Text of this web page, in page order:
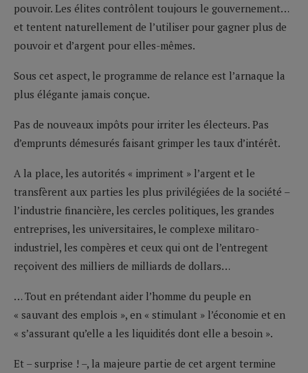
pouvoir. Les élites contrôlent toujours le gouvernement…
et tentent naturellement de l’utiliser pour gagner plus de
pouvoir et d’argent pour elles-mêmes.
Sous cet aspect, le programme de relance est l’arnaque la
plus élégante jamais conçue.
Pas de nouveaux impôts pour irriter les électeurs. Pas
d’emprunts démesurés faisant grimper les taux d’intérêt.
A la place, les autorités « impriment » l’argent et le
transfèrent aux parties les plus privilégiées de la société –
l’industrie financière, les cercles politiques, les grandes
entreprises, les universitaires, le complexe militaro-
industriel, les compères et ceux qui ont de l’entregent
reçoivent des milliers de milliards de dollars…
… Tout en prétendant aider l’homme du peuple en
« sauvant des emplois », en « stimulant » l’économie et en
« s’assurant qu’elle a les liquidités dont elle a besoin ».
Et – surprise ! –, la majeure partie de cet argent termine